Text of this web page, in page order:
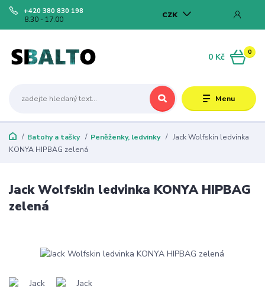
Menu
CZK
+420 380 830 198
8.30 - 17.00
0
0 Kč
Batohy a tašky Peněženky, ledvinky
Jack Wolfskin ledvinka
KONYA HIPBAG zelená
Jack Wolfskin ledvinka KONYA HIPBAG
zelená